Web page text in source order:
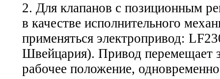
2. Для клапанов с позиционным
в качестве исполнительного
применяться электропривод:
Швейцария). Привод перемещает
рабочее положение, одновременно